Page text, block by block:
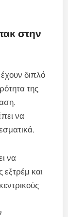
στην
διπλό
της
να
να
και